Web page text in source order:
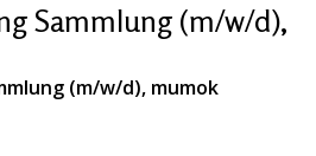
Sammlung (m/w/d),
(m/w/d), mumok